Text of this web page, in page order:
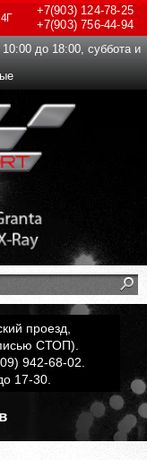
+7(903)124-78-25
+7(903)756-44-94
до 18:00, суббота и
проезд,
СТОП).
942-68-02.
17-30.